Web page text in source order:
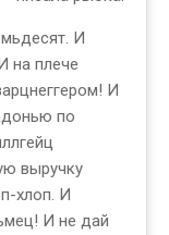
И
на плече
И
по
выручку
хлоп. И
И не дай